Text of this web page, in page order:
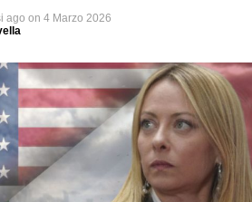
ago on 4 Marzo 2026